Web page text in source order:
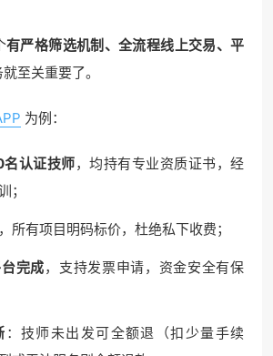
有严格筛选机制、全流程线上交易、平
至关重要了。
为例：
认证技师，均持有专业资质证书，经
；
，所有项目明码标价，杜绝私下收费；
完成，支持发票申请，资金安全有保
：技师未出发可全额退（扣少量手续